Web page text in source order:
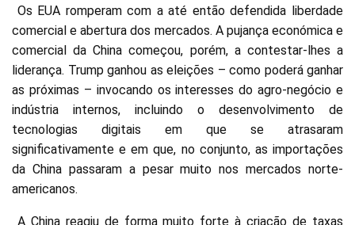
Os EUA romperam com a até então defendida liberdade
comercial e abertura dos mercados. A pujança económica e
comercial da China começou, porém, a contestar-lhes a
liderança. Trump ganhou as eleições – como poderá ganhar
as próximas – invocando os interesses do agro-negócio e
indústria internos, incluindo o desenvolvimento de
tecnologias digitais em que se atrasaram
significativamente e em que, no conjunto, as importações
da China passaram a pesar muito nos mercados norte-
americanos.
A China reagiu de forma muito forte à criação de taxas